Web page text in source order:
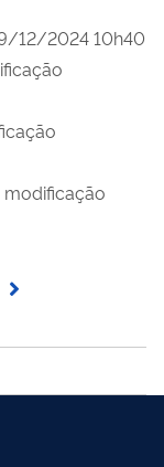
12/2024 10h40
Facebook
por Twitter
porpor
para Copiar